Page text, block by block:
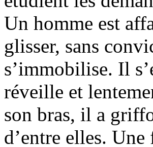
Un homme est
glisser, sans
s’immobilise. Il
réveille et
son bras, il a
d’entre elles.